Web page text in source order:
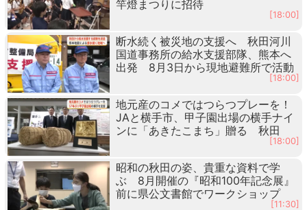
竿燈まつりに招待
[18:00]
断水続く被災地の支援へ 秋田河川
国道事務所の給水支援部隊、熊本へ
出発 8月3日から現地避難所で活動
[18:00]
地元産のコメではつらつプレーを！
JAと横手市、甲子園出場の横手ナイ
ンに「あきたこまち」贈る 秋田
[18:00]
昭和の秋田の姿、貴重な資料で学
ぶ 8月開催の『昭和100年記念展』
前に県公文書館でワークショップ
[11:30]